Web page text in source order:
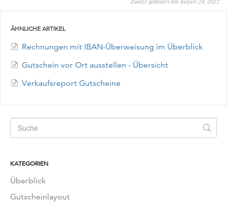
ÄHNLICHE ARTIKEL
Rechnungen mit IBAN-Überweisung im Überblick
Gutschein vor Ort ausstellen - Übersicht
Verkaufsreport Gutscheine
KATEGORIEN
Überblick
Gutscheinlayout